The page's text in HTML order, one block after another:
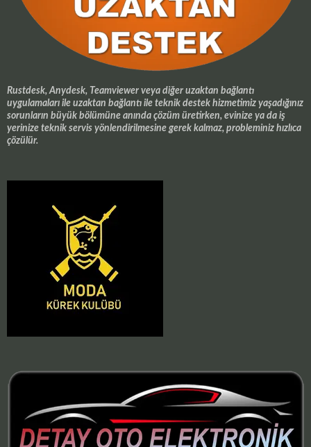
Rustdesk, Anydesk, Teamviewer veya diğer uzaktan bağlantı
uygulamaları ile uzaktan bağlantı ile teknik destek hizmetimiz yaşadığınız
sorunların büyük bölümüne anında çözüm üretirken, evinize ya da iş
yerinize teknik servis yönlendirilmesine gerek kalmaz, probleminiz hızlıca
çözülür.